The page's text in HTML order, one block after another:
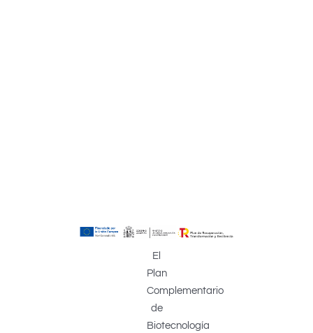
El
Plan
Complementario
de
Biotecnología